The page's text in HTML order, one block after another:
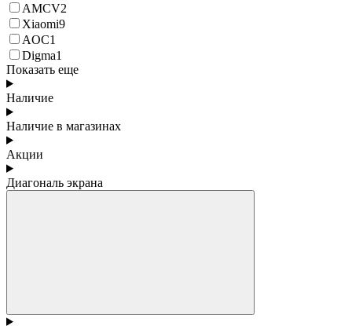
AMCV2
Xiaomi9
AOC1
Digma1
Показать еще
Наличие
Наличие в магазинах
Акции
Диагональ экрана